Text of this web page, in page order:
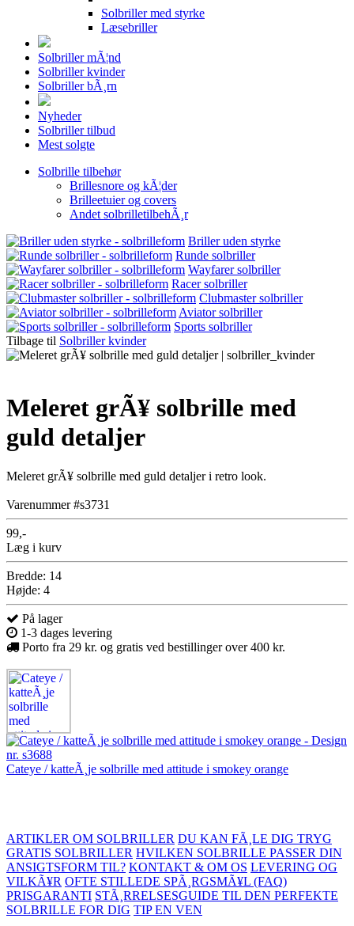
Solbriller med styrke
Læsebriller
Solbriller mÃ¦nd
Solbriller kvinder
Solbriller bÃ¸rn
Nyheder
Solbriller tilbud
Mest solgte
Solbrille tilbehør
Brillesnore og kÃ¦der
Brilleetuier og covers
Andet solbrilletilbehÃ¸r
Briller uden styrke
Runde solbriller
Wayfarer solbriller
Racer solbriller
Clubmaster solbriller
Aviator solbriller
Sports solbriller
Tilbage til Solbriller kvinder
Meleret grÃ¥ solbrille med
guld detaljer
Meleret grÃ¥ solbrille med guld detaljer i retro look.
Varenummer #s3731
99,-
Læg i kurv
Bredde: 14
Højde: 4
På lager
1-3 dages levering
Porto fra 29 kr. og gratis ved bestillinger over 400 kr.
Cateye / katteÃ¸je solbrille med attitude i smokey orange
ARTIKLER OM SOLBRILLER DU KAN FÃ¸LE DIG TRYG
GRATIS SOLBRILLER HVILKEN SOLBRILLE PASSER DIN
ANSIGTSFORM TIL? KONTAKT & OM OS LEVERING OG
VILKÃ¥R OFTE STILLEDE SPÃ¸RGSMÃ¥L (FAQ)
PRISGARANTI STÃ¸RRELSESGUIDE TIL DEN PERFEKTE
SOLBRILLE FOR DIG TIP EN VEN